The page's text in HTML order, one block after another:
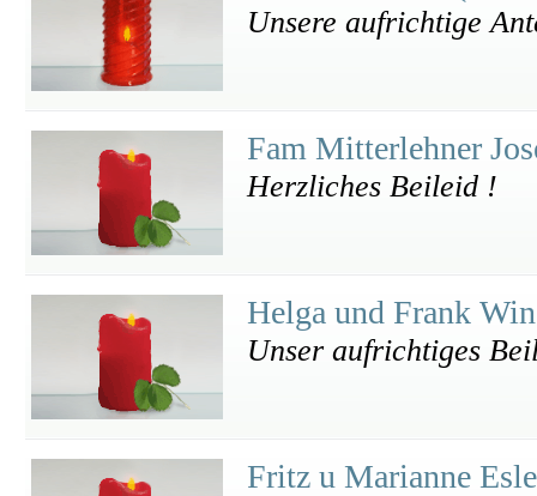
Unsere aufrichtige
Fam Mitterlehner
Herzliches Beileid !
Helga und Frank
Unser aufrichtiges
Fritz u Marianne